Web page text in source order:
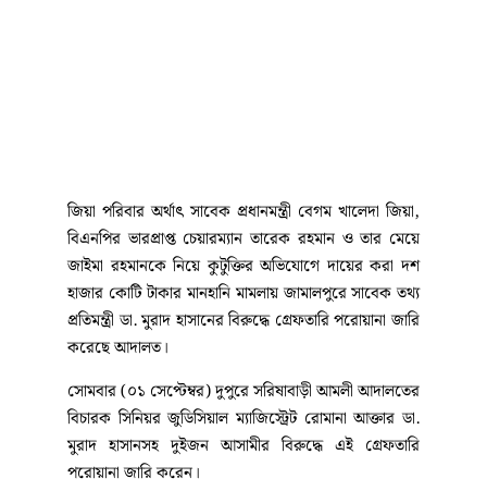
জিয়া পরিবার অর্থাৎ সাবেক প্রধানমন্ত্রী বেগম খালেদা জিয়া,
বিএনপির ভারপ্রাপ্ত চেয়ারম্যান তারেক রহমান ও তার মেয়ে
জাইমা রহমানকে নিয়ে কুটুক্তির অভিযোগে দায়ের করা দশ
হাজার কোটি টাকার মানহানি মামলায় জামালপুরে সাবেক তথ্য
প্রতিমন্ত্রী ডা. মুরাদ হাসানের বিরুদ্ধে গ্রেফতারি পরোয়ানা জারি
করেছে আদালত।
সোমবার (০১ সেপ্টেম্বর) দুপুরে সরিষাবাড়ী আমলী আদালতের
বিচারক সিনিয়র জুডিসিয়াল ম্যাজিস্ট্রেট রোমানা আক্তার ডা.
মুরাদ হাসানসহ দুইজন আসামীর বিরুদ্ধে এই গ্রেফতারি
পরোয়ানা জারি করেন।